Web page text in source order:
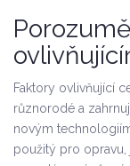
Faktory ovlivňující
různorodé a
novým
použitý pro opravu,